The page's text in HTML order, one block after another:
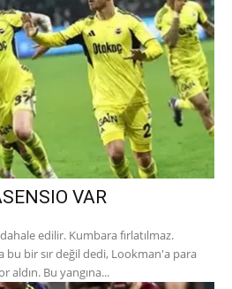
VAR
edilir. Kumbara fırlatılmaz.
bu bir sır değil dedi, Lookman'a para
aldın. Bu yangına...